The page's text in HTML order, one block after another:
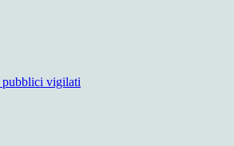
vigilati